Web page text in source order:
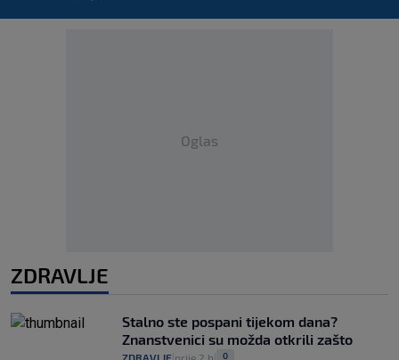
Oglas
ZDRAVLJE
Stalno ste pospani tijekom dana?
Znanstvenici su možda otkrili zašto
0